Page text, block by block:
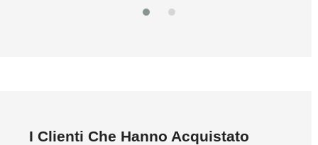
I Clienti Che Hanno Acquistato